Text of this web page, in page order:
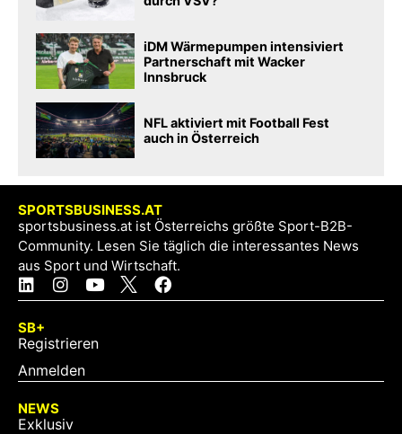
iDM Wärmepumpen intensiviert
Partnerschaft mit Wacker
Innsbruck
NFL aktiviert mit Football Fest
auch in Österreich
SPORTSBUSINESS.AT
sportsbusiness.at ist Österreichs größte Sport-B2B-
Community. Lesen Sie täglich die interessantes News
aus Sport und Wirtschaft.
SB+
Registrieren
Anmelden
NEWS
Exklusiv